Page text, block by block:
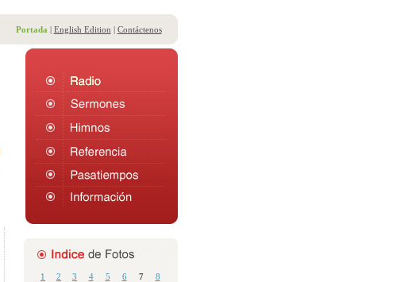
Portada | English Edition | Contáctenos
1 2 3 4 5 6 7
8